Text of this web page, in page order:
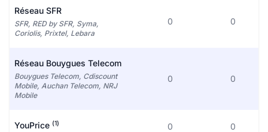
Réseau SFR
SFR, RED by SFR, Syma,
Coriolis, Prixtel, Lebara
0 0
Réseau Bouygues Telecom
Bouygues Telecom, Cdiscount
Mobile, Auchan Telecom, NRJ
Mobile
0 0
YouPrice (1) 0 0